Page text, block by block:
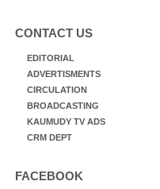
CONTACT US
EDITORIAL
ADVERTISMENTS
CIRCULATION
BROADCASTING
KAUMUDY TV ADS
CRM DEPT
FACEBOOK